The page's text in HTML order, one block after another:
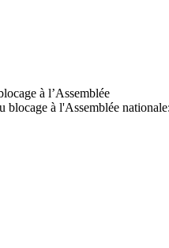
blocage à l'Assemblée